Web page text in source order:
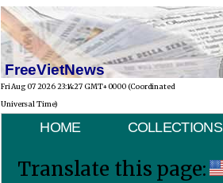
FreeVietNews
Fri Aug 07 2026 23:14:27 GMT+0000 (Coordinated
Universal Time)
HOME COLLECTIONS
Translate this page: